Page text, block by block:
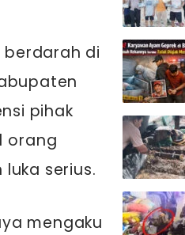
berdarah di
pihak
orang
serius.
mengaku